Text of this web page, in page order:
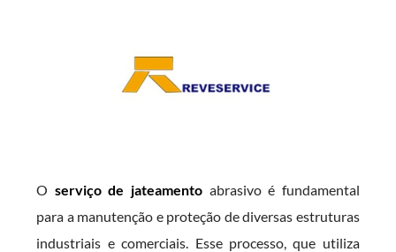
O serviço de jateamento abrasivo é fundamental
para a manutenção e proteção de diversas estruturas
industriais e comerciais. Esse processo, que utiliza